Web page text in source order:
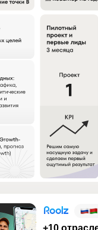
кратко
При
и близкие
ценностные
как:
(УТП);
(УЦП);
+10